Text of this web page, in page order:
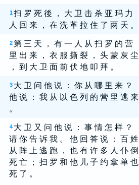
1 扫 罗 死 後 ， 大 卫 击 杀 亚 玛 力
人 回 来 ， 在 洗 革 拉 住 了 两 天 。
2 第 三 天 ， 有 一 人 从 扫 罗 的 营
里 出 来 ， 衣 服 撕 裂 ， 头 蒙 灰 尘
， 到 大 卫 面 前 伏 地 叩 拜 。
3 大 卫 问 他 说 ： 你 从 哪 里 来 ？
他 说 ： 我 从 以 色 列 的 营 里 逃 来
。
4 大 卫 又 问 他 说 ： 事 情 怎 样 ？
请 你 告 诉 我 。 他 回 答 说 ： 百 姓
从 阵 上 逃 跑 ， 也 有 许 多 人 仆 倒
死 亡 ； 扫 罗 和 他 儿 子 约 拿 单 也
死 了 。